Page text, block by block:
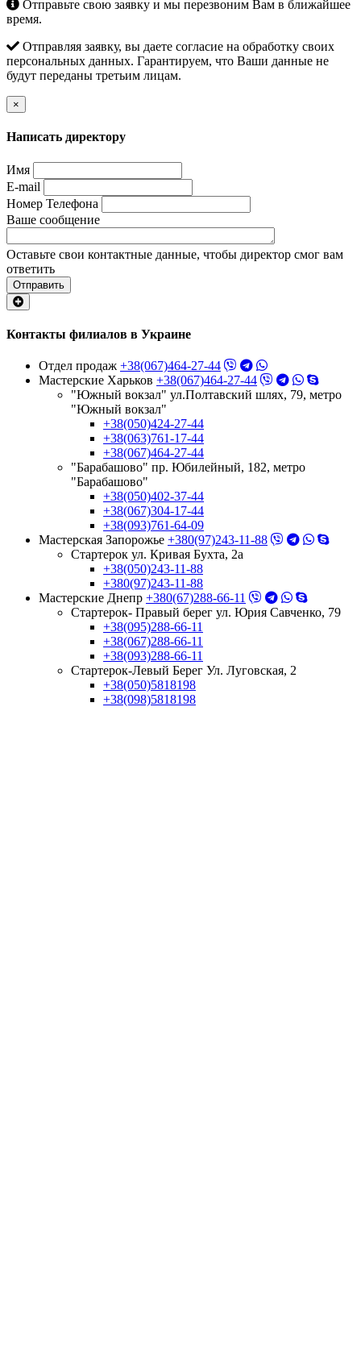
Отправьте свою заявку и мы перезвоним Вам в ближайшее
время.
Отправляя заявку, вы даете согласие на обработку своих
персональных данных. Гарантируем, что Ваши данные не
будут переданы третьим лицам.
×
Написать директору
Имя
E-mail
Номер Телефона
Ваше сообщение
Оставьте свои контактные данные, чтобы директор смог вам
ответить
Отправить
Контакты филиалов в Украине
Отдел продаж +38(067)464-27-44
Мастерские Харьков +38(067)464-27-44
"Южный вокзал" ул.Полтавский шлях, 79, метро
"Южный вокзал"
+38(050)424-27-44
+38(063)761-17-44
+38(067)464-27-44
"Барабашово" пр. Юбилейный, 182, метро
"Барабашово"
+38(050)402-37-44
+38(067)304-17-44
+38(093)761-64-09
Мастерская Запорожье +380(97)243-11-88
Стартерок ул. Кривая Бухта, 2а
+38(050)243-11-88
+380(97)243-11-88
Мастерские Днепр +380(67)288-66-11
Стартерок- Правый берег ул. Юрия Савченко, 79
+38(095)288-66-11
+38(067)288-66-11
+38(093)288-66-11
Стартерок-Левый Берег Ул. Луговская, 2
+38(050)5818198
+38(098)5818198